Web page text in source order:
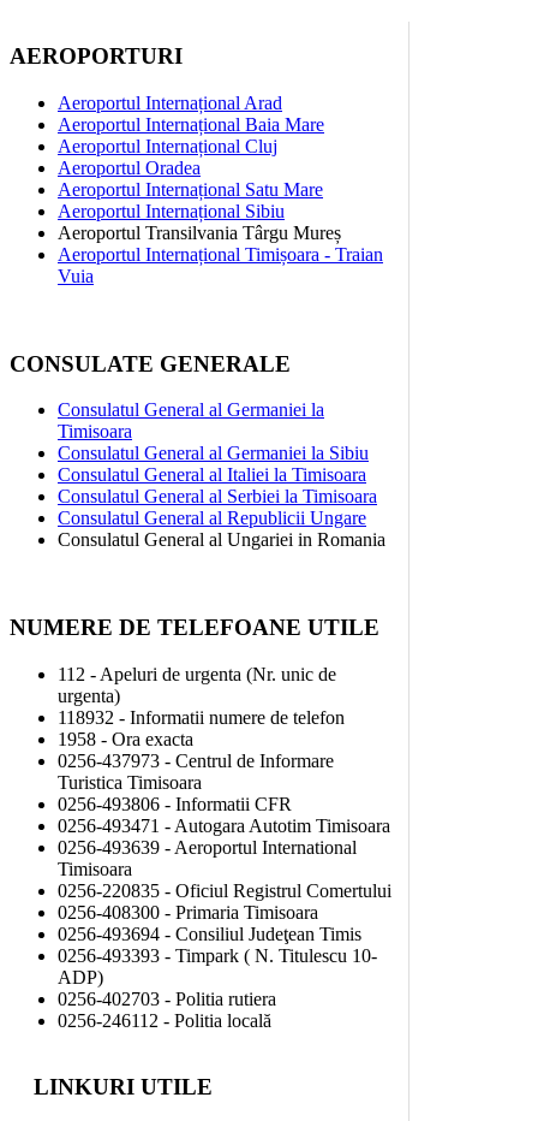
AEROPORTURI
Aeroportul Internațional Arad
Aeroportul Internațional Baia Mare
Aeroportul Internațional Cluj
Aeroportul Oradea
Aeroportul Internațional Satu Mare
Aeroportul Internațional Sibiu
Aeroportul Transilvania Târgu Mureș
Aeroportul Internațional Timișoara - Traian
Vuia
CONSULATE GENERALE
Consulatul General al Germaniei la
Timisoara
Consulatul General al Germaniei la Sibiu
Consulatul General al Italiei la Timisoara
Consulatul General al Serbiei la Timisoara
Consulatul General al Republicii Ungare
Consulatul General al Ungariei in Romania
NUMERE DE TELEFOANE UTILE
112 - Apeluri de urgenta (Nr. unic de
urgenta)
118932 - Informatii numere de telefon
1958 - Ora exacta
0256-437973 - Centrul de Informare
Turistica Timisoara
0256-493806 - Informatii CFR
0256-493471 - Autogara Autotim Timisoara
0256-493639 - Aeroportul International
Timisoara
0256-220835 - Oficiul Registrul Comertului
0256-408300 - Primaria Timisoara
0256-493694 - Consiliul Judeţean Timis
0256-493393 - Timpark ( N. Titulescu 10-
ADP)
0256-402703 - Politia rutiera
0256-246112 - Politia locală
LINKURI UTILE